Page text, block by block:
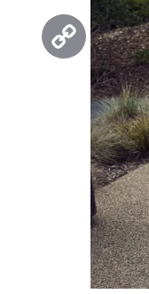
Threads
Copy
Link